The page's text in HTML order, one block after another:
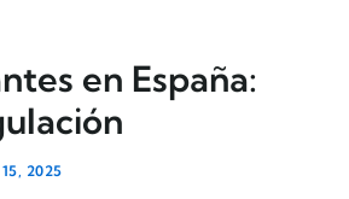
en España:
2025